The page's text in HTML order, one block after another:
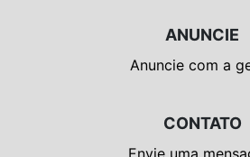
ANUNCIE
Anuncie com a
CONTATO
Envie uma